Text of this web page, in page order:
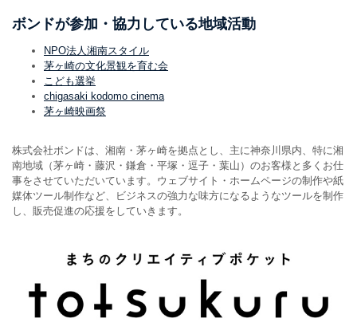
ボンドが参加・協力している地域活動
NPO法人湘南スタイル
茅ヶ崎の文化景観を育む会
こども選挙
chigasaki kodomo cinema
茅ヶ崎映画祭
株式会社ボンドは、湘南・茅ヶ崎を拠点とし、主に神奈川県内、特に湘
南地域（茅ヶ崎・藤沢・鎌倉・平塚・逗子・葉山）のお客様と多くお仕
事をさせていただいています。ウェブサイト・ホームページの制作や紙
媒体ツール制作など、ビジネスの強力な味方になるようなツールを制作
し、販売促進の応援をしていきます。